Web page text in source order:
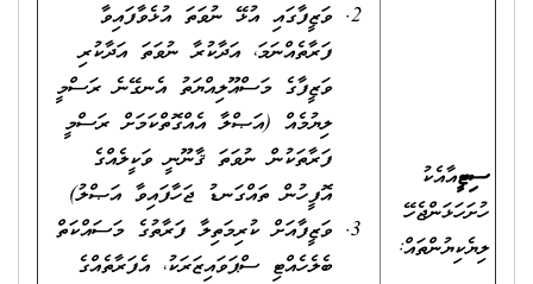
ސިޓީއާއެކު
ހުށަހަޅަންޖެހޭ
ލިޔެކިޔުންތައް:
ވަޒީފާގައި އުޅޭ ނުވަތަ އުޅެވާފައިވާ
ފަރާތެއްނަމަ، އަދާކުރާ ނުވަތަ އަދާކުރި
ވަޒީފާގެ މަސްއޫލިއްޔަތު އެނގޭނެ ރަސްމީ
ލިޔުމެއް (އަޞްލާ އެއްގޮތްކަމަށް ރަސްމީ
ފަރާތަކުން ނުވަތަ ޤާނޫނީ ވަކީލެއްގެ
އޮފީހުން ތައްގަނޑު ޖަހާފައިވާ އަޞްލު)
ވަޒީފާއަށް ކުރިމަތިލާ ފަރާތުގެ މަސައްކަތް
ބެލެހެއްޓި ސްޕަވައިޒަރަކު، އެފަރާތެއްގެ